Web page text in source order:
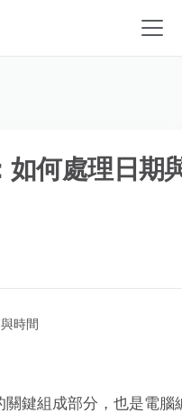
如何處理日期
鍵組成部分，也是電腦